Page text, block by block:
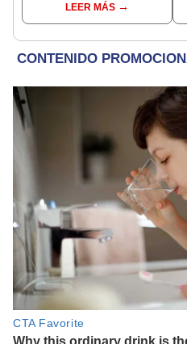
Aliaga no representan al
JNE
LEER MÁS